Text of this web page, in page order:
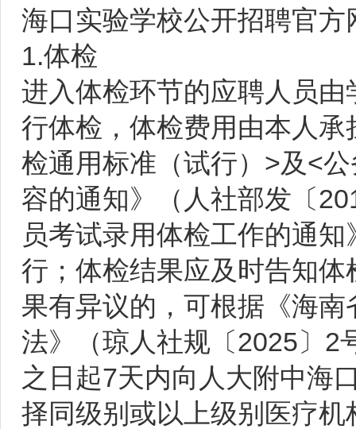
海口实验学校公开招聘官方
1.体检
进入体检环节的应聘人员
行体检，体检费用由本人
检通用标准（试行）>及<
容的通知》（人社部发〔
员考试录用体检工作的通
行；体检结果应及时告知
果有异议的，可根据《海
法》（琼人社规〔2025〕2
之日起7天内向人大附中海
择同级别或以上级别医疗